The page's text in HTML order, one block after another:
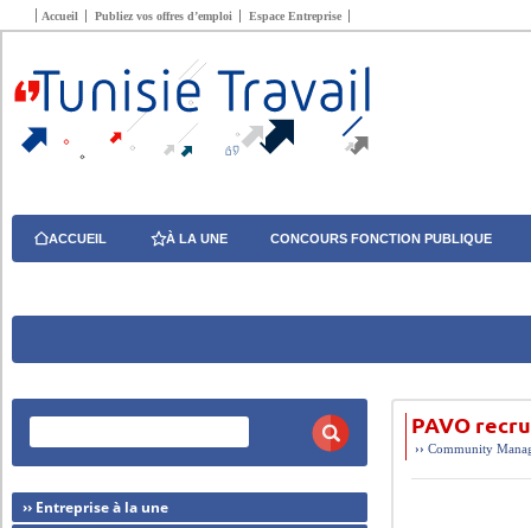
Accueil Publiez vos offres d’emploi Espace Entreprise
ACCUEIL À LA UNE CONCOURS FONCTION PUBLIQUE
PAVO
››Community
›› Entreprise à la une